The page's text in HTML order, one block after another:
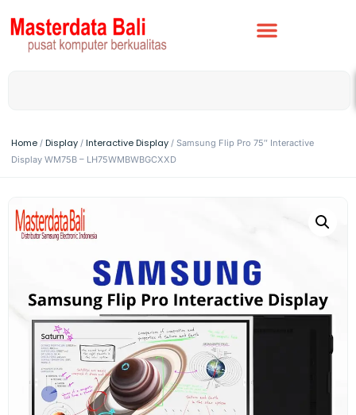
Home / Display / Interactive Display / Samsung Flip Pro 75″ Interactive
Display WM75B – LH75WMBWBGCXXD